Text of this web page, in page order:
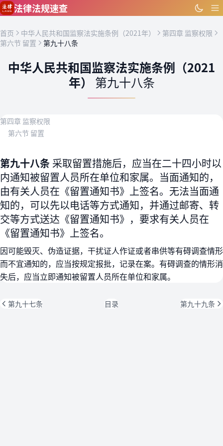
跳到主要内容
法律法规速查
首页 中华人民共和国监察法实施条例（2021年）
第四章 监察权限
第六节 留置
第九十八条
中华人民共和国监察法实施条例（2021
年） 第九十八条
第四章 监察权限
第六节 留置
第九十八条 采取留置措施后，应当在二十四小时以
内通知被留置人员所在单位和家属。当面通知的，
由有关人员在《留置通知书》上签名。无法当面通
知的，可以先以电话等方式通知，并通过邮寄、转
交等方式送达《留置通知书》，要求有关人员在
《留置通知书》上签名。
因可能毁灭、伪造证据，干扰证人作证或者串供等有碍调查情形
而不宜通知的，应当按规定报批，记录在案。有碍调查的情形消
失后，应当立即通知被留置人员所在单位和家属。
第九十七条 目录 第九十九条